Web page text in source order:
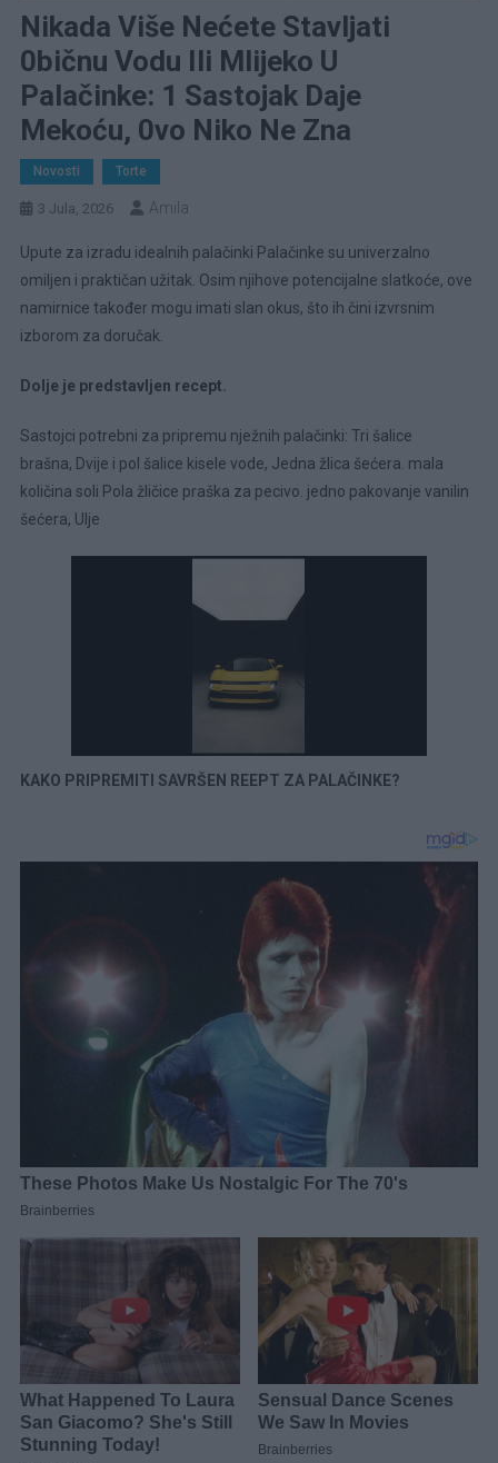
Nikada Više Nećete Stavljati
0bičnu Vodu Ili Mlijeko U
Palačinke: 1 Sastojak Daje
Mekoću, 0vo Niko Ne Zna
Novosti Torte
3 Jula, 2026 Amila
Upute za izradu idealnih palačinki Palačinke su univerzalno
omiljen i praktičan užitak. Osim njihove potencijalne slatkoće, ove
namirnice također mogu imati slan okus, što ih čini izvrsnim
izborom za doručak.
Dolje je predstavljen recept.
Sastojci potrebni za pripremu nježnih palačinki: Tri šalice
brašna, Dvije i pol šalice kisele vode, Jedna žlica šećera. mala
količina soli Pola žličice praška za pecivo. jedno pakovanje vanilin
šećera, Ulje
KAKO PRIPREMITI SAVRŠEN REEPT ZA PALAČINKE?